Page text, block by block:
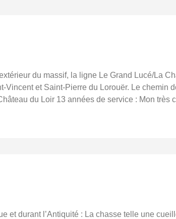
du massif, la ligne Le Grand Lucé/La
et Saint-Pierre du Lorouër. Le chemin
du Loir 13 années de service : Mon très
et durant l’Antiquité : La chasse telle une